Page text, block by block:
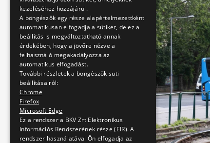
kezeléséhez hozzájárul.
A böngészők egy része alapértelmezettként
automatikusan elfogadja a sütiket, de ez a
beállítás is megváltoztatható annak
érdekében, hogy a jövőre nézve a
felhasználó megakadályozza az
automatikus elfogadást.
További részletek a böngészők süti
beállításairól:
Chrome
Firefox
Microsoft Edge
Ez a rendszer a BKV Zrt Elektronikus
Információs Rendszerének része (EIR). A
rendszer használatával Ön elfogadja az